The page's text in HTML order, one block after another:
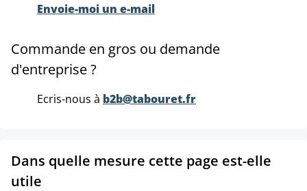
Envoie-moi un e-mail
Commande en gros ou demande
d'entreprise ?
Ecris-nous à b2b@tabouret.fr
Dans quelle mesure cette page est-elle
utile